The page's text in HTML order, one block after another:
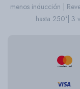
menos inducción |
hasta 250°| 3